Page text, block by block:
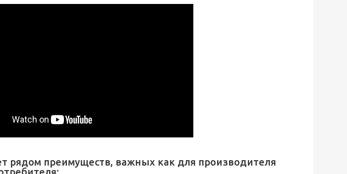
рядом преимуществ, важных как для производителя